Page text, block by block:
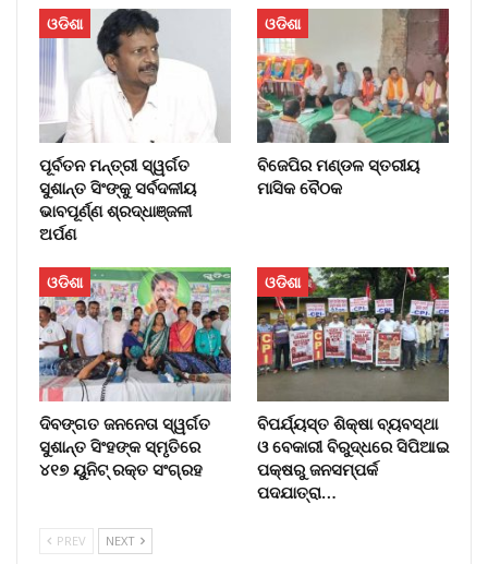
ଓଡିଶା
ପୂର୍ବତନ ମନ୍ତ୍ରୀ ସ୍ୱର୍ଗତ
ସୁଶାନ୍ତ ସିଂଙ୍କୁ ସର୍ବଦଳୀୟ
ଭାବପୂର୍ଣ୍ଣ ଶ୍ରଦ୍ଧାଞ୍ଜଳୀ
ଅର୍ପଣ
ଓଡିଶା
ବିଜେପିର ମଣ୍ଡଳ ସ୍ତରୀୟ
ମାସିକ ବୈଠକ
ଓଡିଶା
ଦିବଙ୍ଗତ ଜନନେତା ସ୍ୱର୍ଗତ
ସୁଶାନ୍ତ ସିଂହଙ୍କ ସ୍ମୃତିରେ
୪୧୭ ୟୁନିଟ୍ ରକ୍ତ ସଂଗ୍ରହ
ଓଡିଶା
ବିପର୍ଯ୍ୟସ୍ତ ଶିକ୍ଷା ବ୍ୟବସ୍ଥା
ଓ ବେକାରୀ ବିରୁଦ୍ଧରେ ସିପିଆଇ
ପକ୍ଷରୁ ଜନସମ୍ପର୍କ
ପଦଯାତ୍ରା…
PREV NEXT